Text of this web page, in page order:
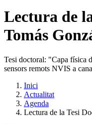
Lectura de
Tomás
Tesi doctoral: "Capa física
sensors remots NVIS a
Inici
Actualitat
Agenda
Lectura de la Tesi